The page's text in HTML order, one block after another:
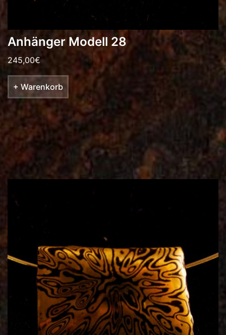
Anhänger Modell 28
245,00€
+ Warenkorb